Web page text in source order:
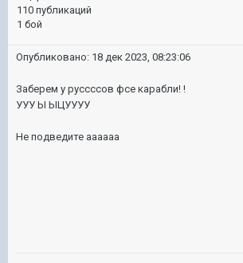
110 публикаций
1 бой
Опубликовано: 18 дек 2023, 08:23:06
Заберем у руссссов фсе карабли! !
УУУ Ы ЫЦУУУУ
Не подведите аааааа